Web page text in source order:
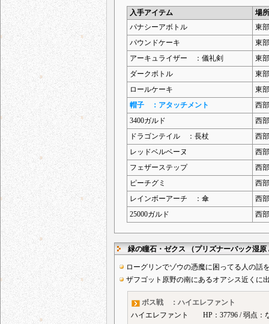
入手アイテム
場所
パナシーアボトル
東
パウンドケーキ
東
アーキュライザー ：儀礼剣
東
ダークボトル
東
ロールケーキ
東
帽子 ：アタッチメント
西
3400ガルド
西
ドラゴンテイル ：長杖
西
レッドベルベーヌ
西
フェザーステップ
西
ピーチグミ
西
レインボーアーチ ：傘
西
25000ガルド
西
緑の瞳石・ゼクス （プリズナーバック湿
ローグリンでゾウの憑魔に困ってる人の話
ザフゴット原野の南にあるオアシス近くに
ボス戦 ：ハイエレファント
ハイエレファント HP：37796 / 弱点：